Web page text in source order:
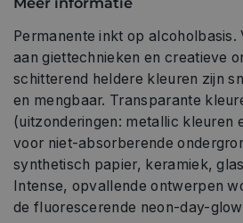
Permanente inkt op alcoholbasis.
aan giettechnieken en creatieve
schitterend heldere kleuren zijn
en mengbaar. Transparante
(uitzonderingen: metallic kleuren
voor niet-absorberende
synthetisch papier, keramiek,
Intense, opvallende ontwerpen
de fluorescerende neon-day-